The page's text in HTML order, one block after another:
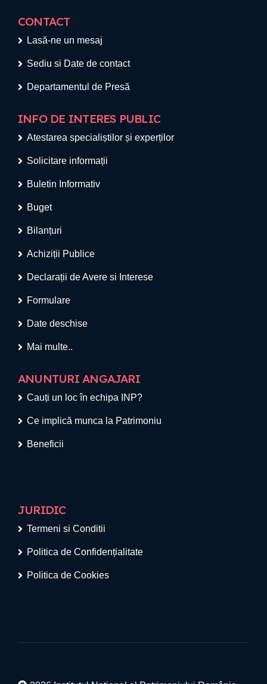
CONTACT
Lasă-ne un mesaj
Sediu si Date de contact
Departamentul de Presă
INFO DE INTERES PUBLIC
Atestarea specialiștilor și experților
Solicitare informații
Buletin Informativ
Buget
Bilanțuri
Achiziții Publice
Declarații de Avere si Interese
Formulare
Date deschise
Mai multe..
ANUNTURI ANGAJARI
Cauți un loc în echipa INP?
Ce implică munca la Patrimoniu
Beneficii
JURIDIC
Termeni si Conditii
Politica de Confidențialitate
Politica de Cookies